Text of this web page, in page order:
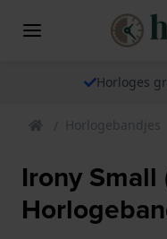
Horloges
Horlogebandjes
Irony